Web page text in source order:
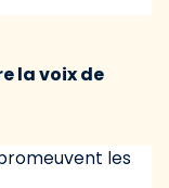
la voix de